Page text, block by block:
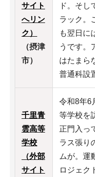
サイト
へリン
ク）
（摂津
市）
ド。そし
ラック。
も翌日に
うです。
はたまら
普通科設
千里青
雲高等
学校
（外部
サイト
令和8年6
等学校を
正門入っ
ラス張り
ムが。運
ロジェク